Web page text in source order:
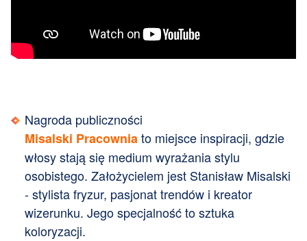
Nagroda publiczności
Misalski Pracowniato miejsce inspiracji, gdzie
włosy stają się medium wyrażania stylu
osobistego. Założycielem jest Stanisław Misalski
- stylista fryzur, pasjonat trendów i kreator
wizerunku. Jego specjalność to sztuka
koloryzacji.